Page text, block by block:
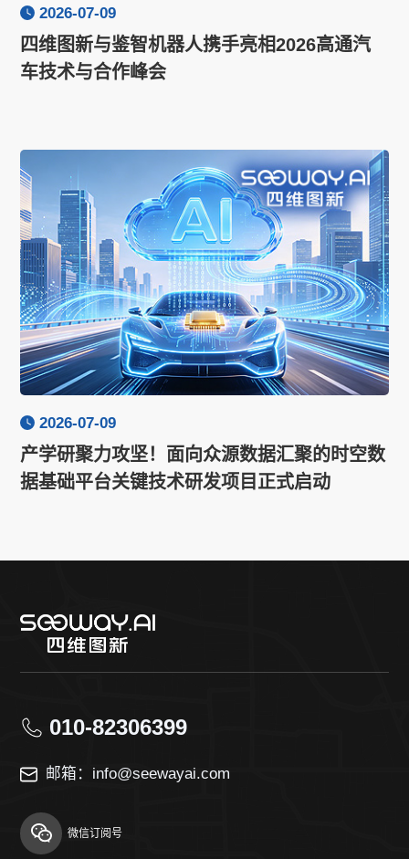
2026-07-09
四维图新与鉴智机器人携手亮相2026高通汽
车技术与合作峰会
2026-07-09
产学研聚力攻坚！面向众源数据汇聚的时空数
据基础平台关键技术研发项目正式启动
010-82306399
邮箱：info@seewayai.com
微信订阅号